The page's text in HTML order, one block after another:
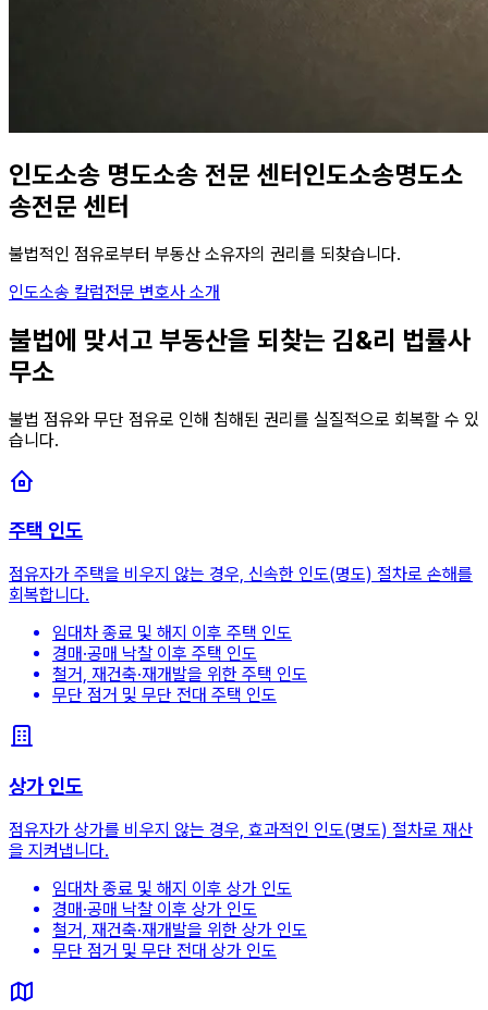
인도소송 명도소송 전문 센터 인도소송명도소
송전문 센터
불법적인 점유로부터 부동산 소유자의 권리를 되찾습니다.
인도소송 칼럼전문 변호사 소개
불법에 맞서고 부동산을 되찾는 김&리 법률사
무소
불법 점유와 무단 점유로 인해 침해된 권리를 실질적으로 회복할 수 있
습니다.
주택 인도
점유자가 주택을 비우지 않는 경우, 신속한 인도(명도) 절차로 손해를
회복합니다.
임대차 종료 및 해지 이후 주택 인도
경매·공매 낙찰 이후 주택 인도
철거, 재건축·재개발을 위한 주택 인도
무단 점거 및 무단 전대 주택 인도
상가 인도
점유자가 상가를 비우지 않는 경우, 효과적인 인도(명도) 절차로 재산
을 지켜냅니다.
임대차 종료 및 해지 이후 상가 인도
경매·공매 낙찰 이후 상가 인도
철거, 재건축·재개발을 위한 상가 인도
무단 점거 및 무단 전대 상가 인도